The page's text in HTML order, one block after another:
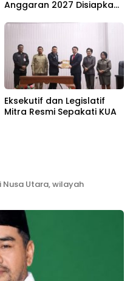
Anggaran 2027 Disiapkan
Eksekutif dan Legislatif
Mitra Resmi Sepakati KUA
Utara, wilayah